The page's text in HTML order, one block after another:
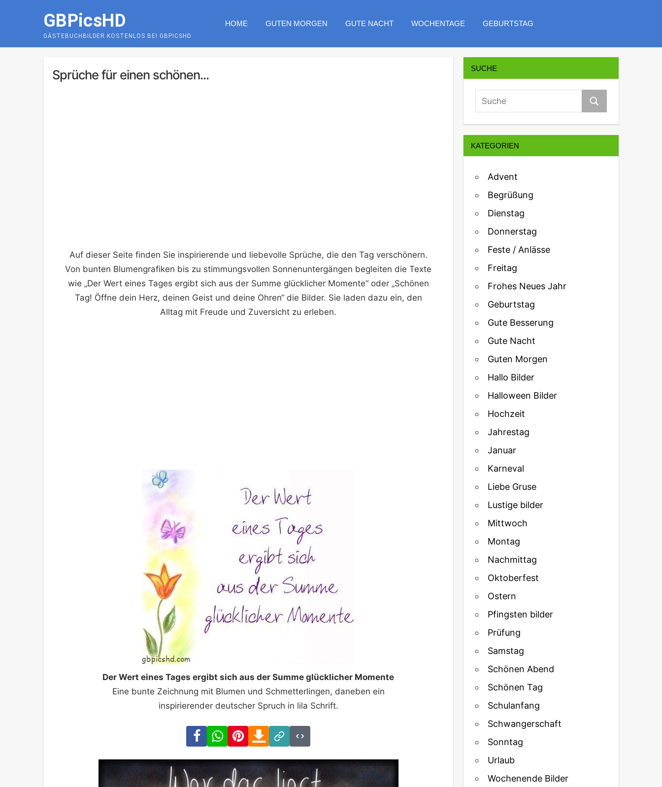
GBPicsHD
GÄSTEBUCHBILDER KOSTENLOS BEI GBPICSHD
HOME GUTEN MORGEN GUTE NACHT WOCHENTAGE GEBURTSTAG
Sprüche für einen schönen...
Auf dieser Seite finden Sie inspirierende und liebevolle Sprüche, die den Tag verschönern.
Von bunten Blumengrafiken bis zu stimmungsvollen Sonnenuntergängen begleiten die Texte
wie „Der Wert eines Tages ergibt sich aus der Summe glücklicher Momente“ oder „Schönen
Tag! Öffne dein Herz, deinen Geist und deine Ohren“ die Bilder. Sie laden dazu ein, den
Alltag mit Freude und Zuversicht zu erleben.
Der Wert eines Tages ergibt sich aus der Summe glücklicher Momente
Eine bunte Zeichnung mit Blumen und Schmetterlingen, daneben ein
inspirierender deutscher Spruch in lila Schrift.
FacebookWhatsAppPinterestDownload
Link
SUCHE
KATEGORIEN
Advent
Begrüßung
Dienstag
Donnerstag
Feste / Anlässe
Freitag
Frohes Neues Jahr
Geburtstag
Gute Besserung
Gute Nacht
Guten Morgen
Hallo Bilder
Halloween Bilder
Hochzeit
Jahrestag
Januar
Karneval
Liebe Gruse
Lustige bilder
Mittwoch
Montag
Nachmittag
Oktoberfest
Ostern
Pfingsten bilder
Prüfung
Samstag
Schönen Abend
Schönen Tag
Schulanfang
Schwangerschaft
Sonntag
Urlaub
Wochenende Bilder